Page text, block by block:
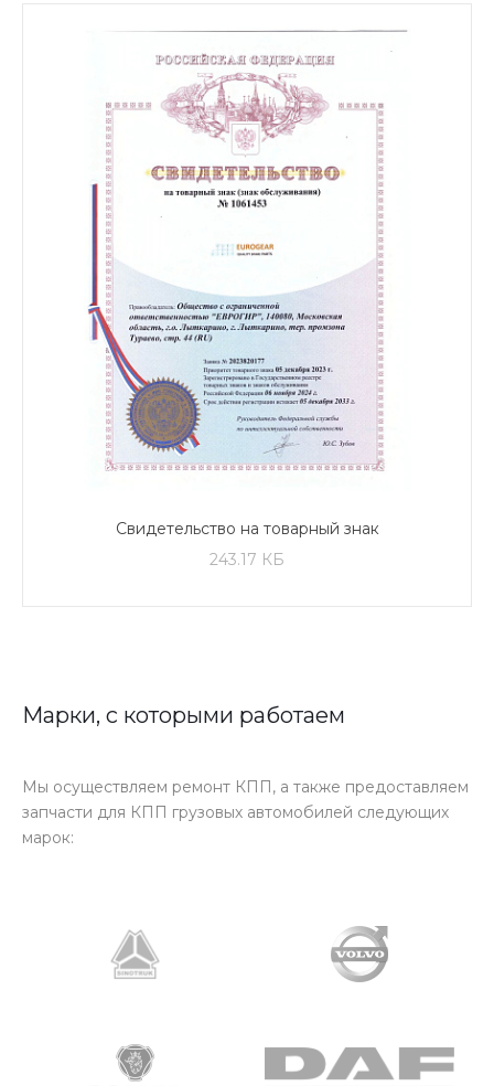
Свидетельство на товарный знак
243.17 КБ
Марки, с которыми работаем
Мы осуществляем ремонт КПП, а также предоставляем
запчасти для КПП грузовых автомобилей следующих
марок: